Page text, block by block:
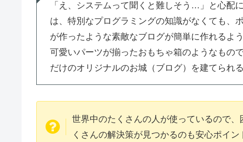
「え、システムって聞くと難しそう…」と心配
は、特別なプログラミングの知識がなくても、
が作ったような素敵なブログが簡単に作れるよ
可愛いパーツが揃ったおもちゃ箱のようなもの
だけのオリジナルのお城（ブログ）を建てられ
世界中のたくさんの人が使っているので
くさんの解決策が見つかるのも安心ポイン